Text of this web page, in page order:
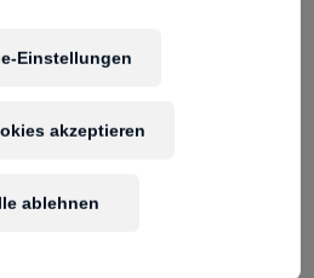
Einstellungen
ablehnen
akzeptieren